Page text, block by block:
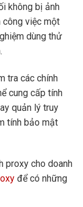
không bị ảnh
công việc một
dùng thử
tra các chính
cung cấp tính
quản lý truy
tính bảo mật
proxy cho doanh
để có những